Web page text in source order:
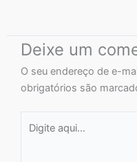
Deixe um
O seu endereço de e-
obrigatórios são
aqui...